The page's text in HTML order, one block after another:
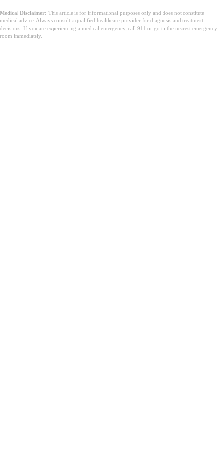
Medical Disclaimer: This article is for informational purposes only and does not constitute
medical advice. Always consult a qualified healthcare provider for diagnosis and treatment
decisions. If you are experiencing a medical emergency, call 911 or go to the nearest emergency
room immediately.